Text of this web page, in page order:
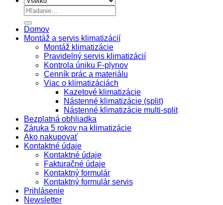
Hľadať:
Domov
Montáž a servis klimatizácií
Montáž klimatizácie
Pravidelný servis klimatizácií
Kontrola úniku F-plynov
Cenník prác a materiálu
Viac o klimatizáciách
Kazetové klimatizácie
Nástenné klimatizácie (split)
Nástenné klimatizácie multi-split
Bezplatná obhliadka
Záruka 5 rokov na klimatizácie
Ako nakupovať
Kontaktné údaje
Kontaktné údaje
Fakturačné údaje
Kontaktný formulár
Kontaktný formulár servis
Prihlásenie
Newsletter